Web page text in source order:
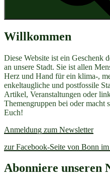
Willkommen
Diese Website ist ein Geschenk
an unsere Stadt. Sie ist allen
Herz und Hand für ein klima-,
enkeltaugliche und postfossile
Artikel, Veranstaltungen oder
Themengruppen bei oder macht
Euch!
Anmeldung zum Newsletter
zur Facebook-Seite von Bonn
Abonniere unseren